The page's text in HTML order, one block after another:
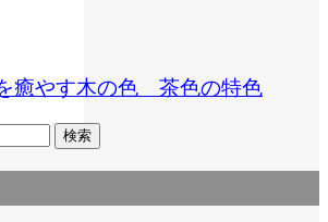
癒やす木の色 茶色の特色